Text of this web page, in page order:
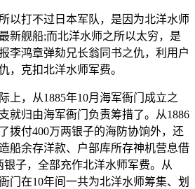
以打不过日本军队，是因为北洋水师
新舰船;而北洋水师之所以太穷，是
李鸿章弹劾兄长翁同书之仇，利用户
，克扣北洋水师军费。
上，从1885年10月海军衙门成立之
就归由海军衙门负责筹措了。从1886
拨付400万两银子的海防协饷外，还
船余存洋款、户部库所存神机营息借
银子，全部充作北洋水师军费。从
门在10年间一共为北洋水师筹集、划